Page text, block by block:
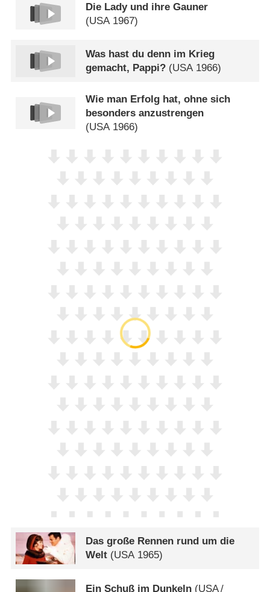
Die Lady und ihre Gauner
(USA1967)
Was hast du denn im Krieg
gemacht, Pappi? (USA1966)
Wie man Erfolg hat, ohne sich
besonders anzustrengen
(USA1966)
Das große Rennen rund um die
Welt (USA1965)
Ein Schuß im Dunkeln (USA/